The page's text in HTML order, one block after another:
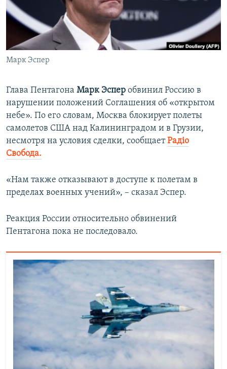
ПОБЕДИТЕЛЕЙ НЕ СУДЯТ?
КРЫМ.НЕПОКОРЕННЫЙ
ELIFBE
УКРАИНСКАЯ ПРОБЛЕМА КРЫМА
ПРИСОЕДИНЯЙТЕСЬ!
Марк Эспер
Глава Пентагона Марк Эспер обвинил Россию в
нарушении положений Соглашения об «открытом
небе». По его словам, Москва блокирует полеты
самолетов США над Калининградом и в Грузии,
несмотря на условия сделки, сообщаетРадіо
Свобода.
«Нам также отказывают в доступе к полетам в
пределах военных учений», – сказал Эспер.
Реакция России относительно обвинений
Пентагона пока не последовало.